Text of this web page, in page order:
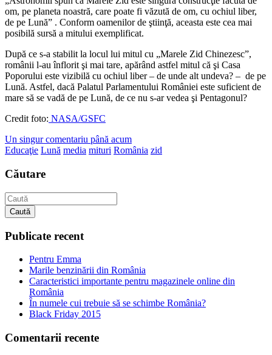
om, pe planeta noastră, care poate fi văzută de om, cu ochiul liber,
de pe Lună” . Conform oamenilor de ştiinţă, aceasta este cea mai
posibilă sursă a mitului exemplificat.
După ce s-a stabilit la locul lui mitul cu „Marele Zid Chinezesc”,
românii l-au înflorit şi mai tare, apărând astfel mitul că şi Casa
Poporului este vizibilă cu ochiul liber – de unde alt undeva? – de pe
Lună. Astfel, dacă Palatul Parlamentului României este suficient de
mare să se vadă de pe Lună, de ce nu s-ar vedea şi Pentagonul?
Credit foto: NASA/GSFC
Un singur comentariu până acum
Educaţie Lună media mituri România zid
Căutare
Caută
Publicate recent
Pentru Emma
Marile benzinării din România
Caracteristici importante pentru magazinele online din
România
În numele cui trebuie să se schimbe România?
Black Friday 2015
Comentarii recente